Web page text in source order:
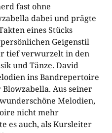
fast ohne
dabei und prägte
eines Stücks
Geigenstil
tief verwurzelt in den
und Tänze. David
ins Bandrepertoire
Aus seiner
Melodien,
nicht mehr
es auch, als Kursleiter